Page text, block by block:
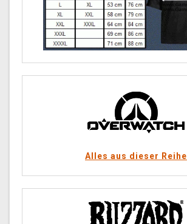
Alles aus dieser Reihe